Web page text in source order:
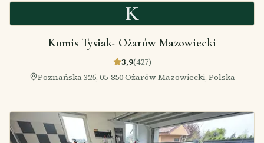
K
Komis Tysiak- Ożarów Mazowiecki
3,9(427)
Poznańska 326, 05-850 Ożarów Mazowiecki, Polska